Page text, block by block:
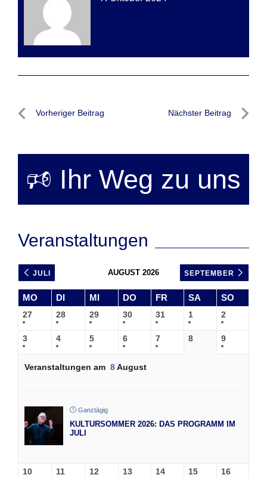
Beitragsnavigation
Vorheriger Beitrag Nächster Beitrag
🕫 Ihr Weg zu uns
Veranstaltungen
JULI AUGUST 2026 SEPTEMBER
MO DI MI DO FR SA SO
27 28 29 30 31 1 2
3 4 5 6 7 8 9
Veranstaltungen am 8August
Ganztägig
KULTURSOMMER 2026: DAS PROGRAMM IM
JULI
10 11 12 13 14 15 16